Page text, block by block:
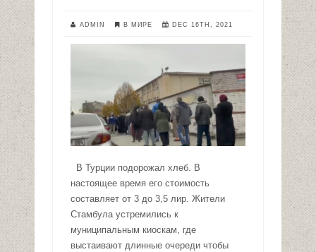
ADMIN В МИРЕ DEC 16TH, 2021
В Турции подорожал хлеб. В
настоящее время его стоимость
составляет от 3 до 3,5 лир. Жители
Стамбула устремились к
муниципальным киоскам, где
выстаивают длинные очереди чтобы